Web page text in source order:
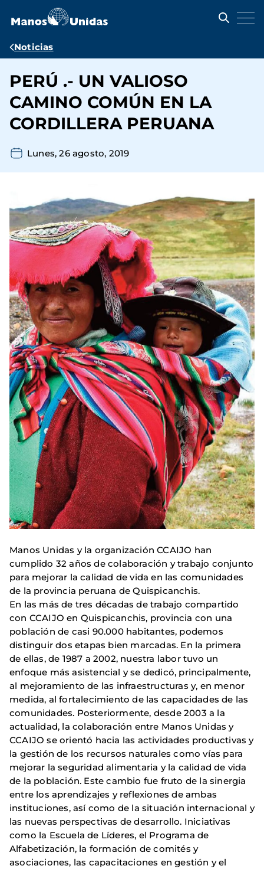
contenido
Ruta
navegación
Noticias
PERÚ .- UN VALIOSO
CAMINO COMÚN EN LA
CORDILLERA PERUANA
Lunes, 26 agosto, 2019
Manos Unidas y la organización CCAIJO han
cumplido 32 años de colaboración y trabajo conjunto
para mejorar la calidad de vida en las comunidades
de la provincia peruana de Quispicanchis.
En las más de tres décadas de trabajo compartido
con CCAIJO en Quispicanchis, provincia con una
población de casi 90.000 habitantes, podemos
distinguir dos etapas bien marcadas. En la primera
de ellas, de 1987 a 2002, nuestra labor tuvo un
enfoque más asistencial y se dedicó, principalmente,
al mejoramiento de las infraestructuras y, en menor
medida, al fortalecimiento de las capacidades de las
comunidades. Posteriormente, desde 2003 a la
actualidad, la colaboración entre Manos Unidas y
CCAIJO se orientó hacia las actividades productivas y
la gestión de los recursos naturales como vías para
mejorar la seguridad alimentaria y la calidad de vida
de la población. Este cambio fue fruto de la sinergia
entre los aprendizajes y reflexiones de ambas
instituciones, así como de la situación internacional y
las nuevas perspectivas de desarrollo. Iniciativas
como la Escuela de Líderes, el Programa de
Alfabetización, la formación de comités y
asociaciones, las capacitaciones en gestión y el